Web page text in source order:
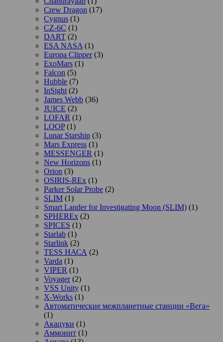
Crew Dragon (17)
Cygnus (1)
CZ-6C (1)
DART (2)
ESA NASA (1)
Europa Clipper(3)
ExoMars (1)
Falcon (5)
Hubble (7)
InSight (2)
James Webb (36)
JUICE (2)
LOFAR (1)
LOOP(1)
Lunar Starship (3)
Mars Express (1)
MESSENGER (1)
New Horizons (1)
Orion (3)
OSIRIS-REx (1)
Parker Solar Probe (2)
SLIM (1)
Smart Lander for Investigating Moon (SLIM) (1)
SPHEREx (2)
SPICES (1)
Starlab (1)
Starlink (2)
TESS НАСА (2)
Varda (1)
VIPER (1)
Voyager(2)
VSS Unity (1)
X-Works (1)
Автоматические межпланетные станции «Вега»
(1)
Акацуки (1)
Аммонит (1)